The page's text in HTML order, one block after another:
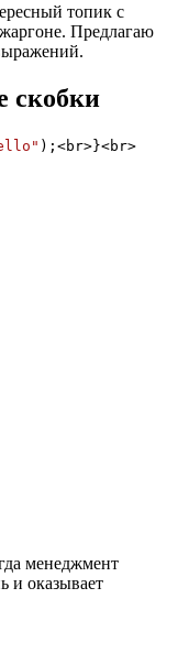
топик с
Предлагаю
скобки
);<br>}<br>
менеджмент
и оказывает